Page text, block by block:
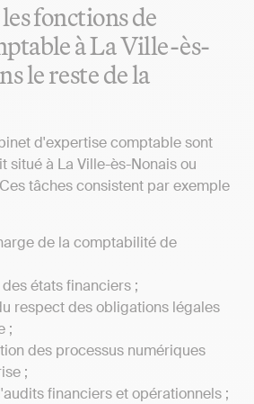
fonctions de
à La Ville-ès-
le reste de la
d'expertise comptable sont
situé à La Ville-ès-Nonais ou
tâches consistent par exemple
de la comptabilité de
états financiers ;
respect des obligations légales
;
des processus numériques
;
financiers et opérationnels ;